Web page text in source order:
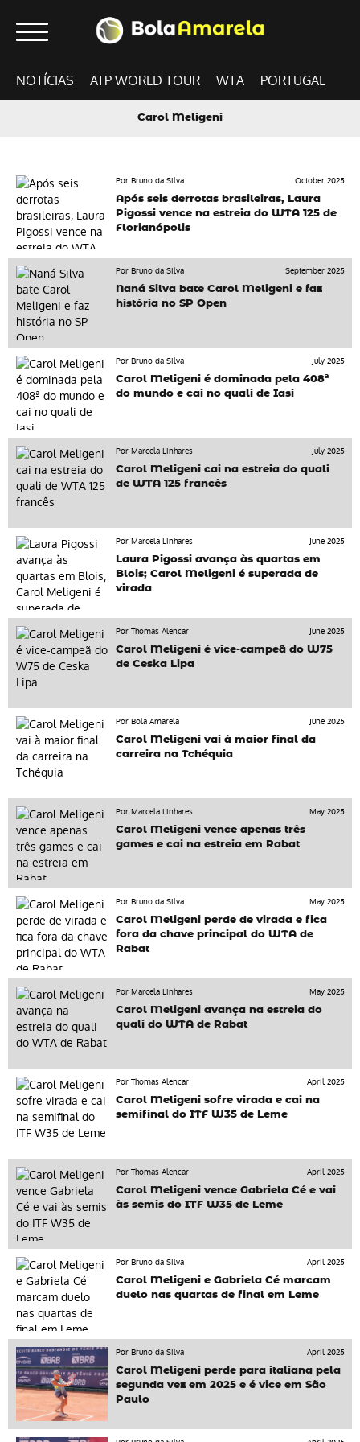
NOTÍCIAS ATP WORLD TOUR WTA PORTUGAL
Carol Meligeni
Por Bruno da Silva
October 2025
Após seis derrotas brasileiras, Laura
Pigossi vence na estreia do WTA 125 de
Florianópolis
Por Bruno da Silva
September 2025
Naná Silva bate Carol Meligeni e faz
história no SP Open
Por Bruno da Silva
July 2025
Carol Meligeni é dominada pela 408ª
do mundo e cai no quali de Iasi
Por Marcela Linhares
July 2025
Carol Meligeni cai na estreia do quali
de WTA 125 francês
Por Marcela Linhares
June 2025
Laura Pigossi avança às quartas em
Blois; Carol Meligeni é superada de
virada
Por Thomas Alencar
June 2025
Carol Meligeni é vice-campeã do W75
de Ceska Lipa
Por Bola Amarela
June 2025
Carol Meligeni vai à maior final da
carreira na Tchéquia
Por Marcela Linhares
May 2025
Carol Meligeni vence apenas três
games e cai na estreia em Rabat
Por Bruno da Silva
May 2025
Carol Meligeni perde de virada e fica
fora da chave principal do WTA de
Rabat
Por Marcela Linhares
May 2025
Carol Meligeni avança na estreia do
quali do WTA de Rabat
Por Thomas Alencar
April 2025
Carol Meligeni sofre virada e cai na
semifinal do ITF W35 de Leme
Por Thomas Alencar
April 2025
Carol Meligeni vence Gabriela Cé e vai
às semis do ITF W35 de Leme
Por Bruno da Silva
April 2025
Carol Meligeni e Gabriela Cé marcam
duelo nas quartas de final em Leme
Por Bruno da Silva
April 2025
Carol Meligeni perde para italiana pela
segunda vez em 2025 e é vice em São
Paulo